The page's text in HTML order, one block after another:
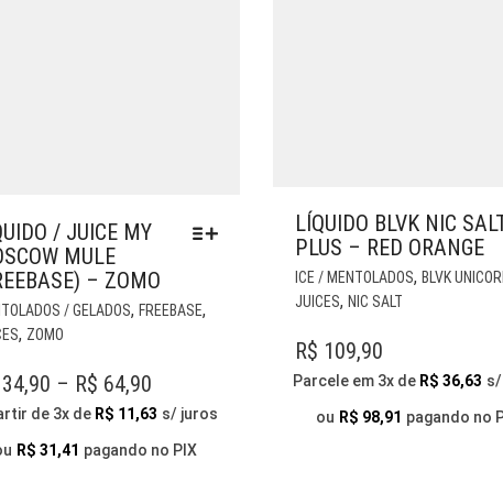
/ JUICE MY
MULE
– ZOMO
/ GELADOS, FREEBASE,
, ZOMO
34,90 – R$ 64,90PRICE
RANGE:
R$ 34,90
de 3x de R$ 11,63 s/ juros
R$ 31,41 pagando no PIX
LÍQUIDO BLVK NIC
PLUS – RED ORANGE
ICE / MENTOLADOS, BLVK
JUICES, NIC SALT
R$ 109,90
Parcele em 3x de R$ 36,63
ou R$ 98,91 pagando no